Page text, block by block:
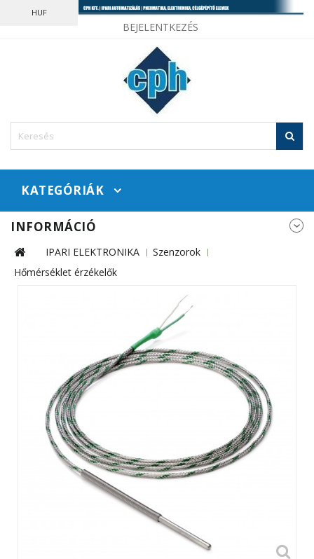
BEJELENTKEZÉS
HUF
KATEGÓRIÁK
INFORMÁCIÓ
IPARI ELEKTRONIKA
Szenzorok
Hőmérséklet érzékelők